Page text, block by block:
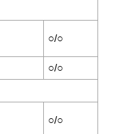
○/○
○/○
○/○